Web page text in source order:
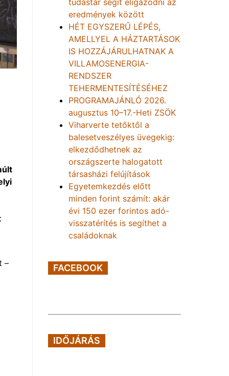
–
tudástár segít eligazodni az
eredmények között
HÉT EGYSZERŰ LÉPÉS,
AMELLYEL A HÁZTARTÁSOK
IS HOZZÁJÁRULHATNAK A
VILLAMOSENERGIA-
RENDSZER
TEHERMENTESÍTÉSÉHEZ
PROGRAMAJÁNLÓ 2026.
augusztus 10–17.-Heti ZSÖK
Viharverte tetőktől a
balesetveszélyes üvegekig:
elkezdődhetnek az
országszerte halogatott
társasházi felújítások
Egyetemkezdés előtt
minden forint számít: akár
évi 150 ezer forintos adó-
visszatérítés is segíthet a
családoknak
FACEBOOK
IDŐJÁRÁS